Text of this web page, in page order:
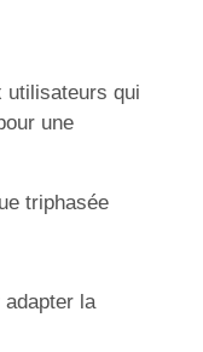
utilisateurs qui
une
triphasée
la